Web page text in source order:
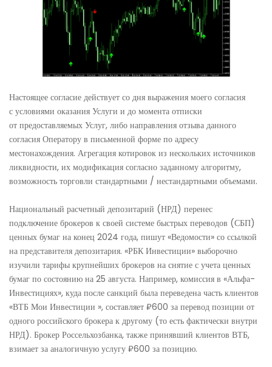
Настоящее согласие действует со дня выражения моего согласия
с условиями оказания Услуги и до момента отписки
от предоставляемых Услуг, либо направления отзыва данного
согласия Оператору в письменной форме по адресу
местонахождения. Агрегация котировок из нескольких источников
ликвидности, их модификация согласно заданному алгоритму,
возможность торговли стандартными / нестандартными объемами.
Национальный расчетный депозитарий (НРД) перенес
подключение брокеров к своей системе быстрых переводов (СБП)
ценных бумаг на конец 2024 года, пишут «Ведомости» со ссылкой
на представителя депозитария. «РБК Инвестиции» выборочно
изучили тарифы крупнейших брокеров на снятие с учета ценных
бумаг по состоянию на 25 августа. Например, комиссия в «Альфа-
Инвестициях», куда после санкций была переведена часть клиентов
«ВТБ Мои Инвестиции », составляет ₽600 за перевод позиции от
одного российского брокера к другому (то есть фактически внутри
НРД). Брокер Россельхозбанка, также принявший клиентов ВТБ,
взимает за аналогичную услугу ₽600 за позицию.